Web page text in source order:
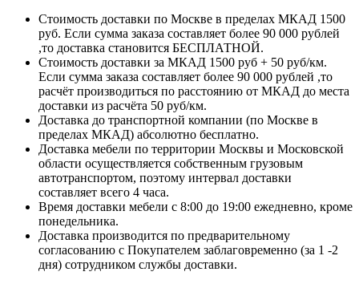
Стоимость доставки по Москве в пределах МКАД 1500
руб. Если сумма заказа составляет более 90 000 рублей
,то доставка становится БЕСПЛАТНОЙ.
Стоимость доставки за МКАД 1500 руб + 50 руб/км.
Если сумма заказа составляет более 90 000 рублей ,то
расчёт производиться по расстоянию от МКАД до места
доставки из расчёта 50 руб/км.
Доставка до транспортной компании (по Москве в
пределах МКАД) абсолютно бесплатно.
Доставка мебели по территории Москвы и Московской
области осуществляется собственным грузовым
автотранспортом, поэтому интервал доставки
составляет всего 4 часа.
Время доставки мебели с 8:00 до 19:00 ежедневно, кроме
понедельника.
Доставка производится по предварительному
согласованию с Покупателем заблаговременно (за 1 -2
дня) сотрудником службы доставки.